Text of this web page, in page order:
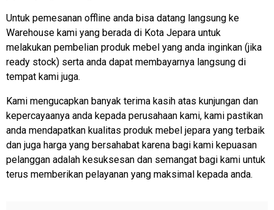
Untuk pemesanan offline anda bisa datang langsung ke
Warehouse kami yang berada di Kota Jepara untuk
melakukan pembelian produk mebel yang anda inginkan (jika
ready stock) serta anda dapat membayarnya langsung di
tempat kami juga.
Kami mengucapkan banyak terima kasih atas kunjungan dan
kepercayaanya anda kepada perusahaan kami, kami pastikan
anda mendapatkan kualitas produk mebel jepara yang terbaik
dan juga harga yang bersahabat karena bagi kami kepuasan
pelanggan adalah kesuksesan dan semangat bagi kami untuk
terus memberikan pelayanan yang maksimal kepada anda.